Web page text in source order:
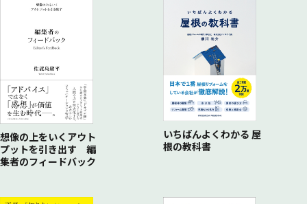
想像の上をいくアウト
プットを引き出す 編
集者のフィードバック
いちばんよくわかる 屋
根の教科書